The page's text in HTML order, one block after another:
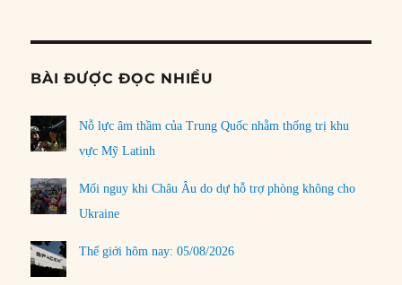
BÀI ĐƯỢC ĐỌC NHIỀU
Nỗ lực âm thầm của Trung Quốc nhằm thống trị khu
vực Mỹ Latinh
Mối nguy khi Châu Âu do dự hỗ trợ phòng không cho
Ukraine
Thế giới hôm nay: 05/08/2026